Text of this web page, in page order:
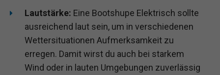
Lautstärke: Eine Bootshupe Elektrisch sollte
ausreichend laut sein, um in verschiedenen
Wettersituationen Aufmerksamkeit zu
erregen. Damit wirst du auch bei starkem
Wind oder in lauten Umgebungen zuverlässig